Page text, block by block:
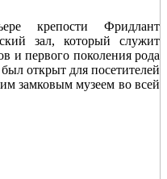
крепости Фридлант
зал, который служит
и первого поколения рода
открыт для посетителей
замковым музеем во всей